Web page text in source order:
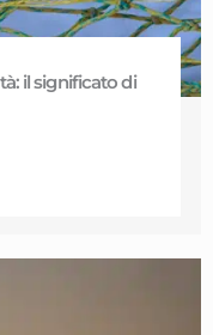
il significato di